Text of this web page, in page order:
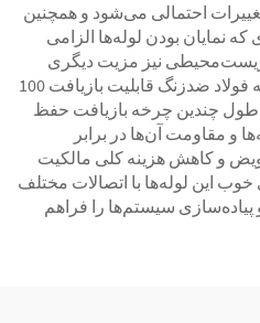
احتمالی می‌شود و همچنین
نمایان بودن لوله‌ها الزامی
نیز مزیت دیگری
است که این لوله‌ها دارند، چرا که فولاد ضدزنگ قابلیت بازیافت 100
چندین چرخه بازیافت حفظ
و مقاومت آن‌ها در برابر
و کاهش هزینه کلی مالکیت
این لوله‌ها با اتصالات مختلف
سیستم‌ها را فراهم